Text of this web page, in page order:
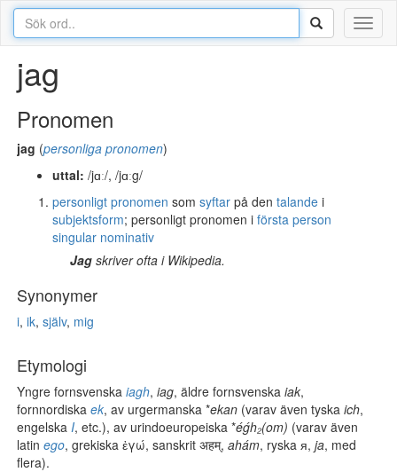
jag
Pronomen
jag (personliga pronomen)
uttal: /jɑː/, /jɑːg/
personligt pronomen som syftar på den talande i
subjektsform; personligt pronomen i första person
singular nominativ
Jag skriver ofta i Wikipedia.
Synonymer
i, ik, själv, mig
Etymologi
Yngre fornsvenska iagh, iag, äldre fornsvenska iak,
fornnordiska ek, av urgermanska *ekan (varav även tyska ich,
engelska I, etc.), av urindoeuropeiska *éǵh₂(om) (varav även
latin ego, grekiska ἐγώ, sanskrit अहम्, ahám, ryska я, ja, med
flera).